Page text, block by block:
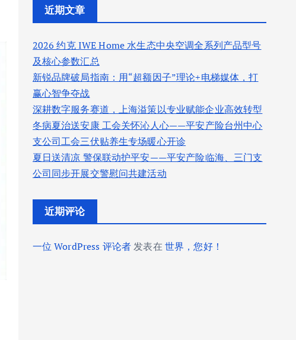
近期文章
2026 约克 IWE Home 水生态中央空调全系列产品型号
及核心参数汇总
新锐品牌破局指南：用“超额因子”理论+电梯媒体，打
赢心智争夺战
深耕数字服务赛道，上海溢策以专业赋能企业高效转型
冬病夏治送安康 工会关怀沁人心——平安产险台州中心
支公司工会三伏贴养生专场暖心开诊
夏日送清凉 警保联动护平安——平安产险临海、三门支
公司同步开展交警慰问共建活动
近期评论
一位 WordPress 评论者发表在 世界，您好！